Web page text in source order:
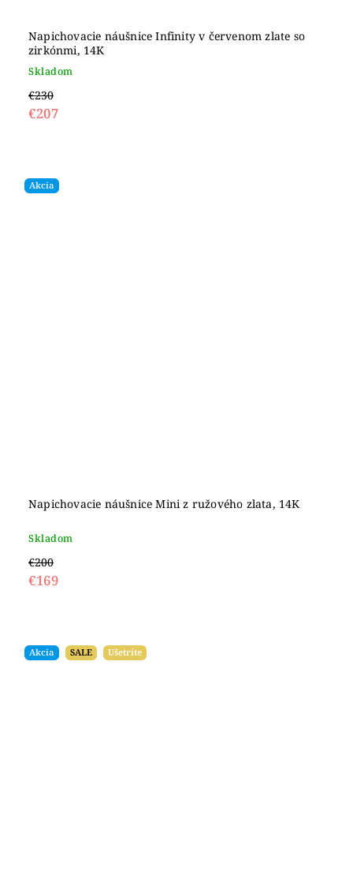
Napichovacie náušnice Infinity v červenom zlate so
zirkónmi, 14K
Skladom
€230
€207
Akcia
Napichovacie náušnice Mini z ružového zlata, 14K
Skladom
€200
€169
Akcia SALE Ušetríte